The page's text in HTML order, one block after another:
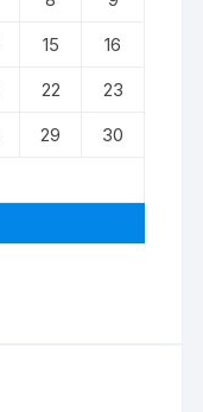
15
16
22
23
29
30